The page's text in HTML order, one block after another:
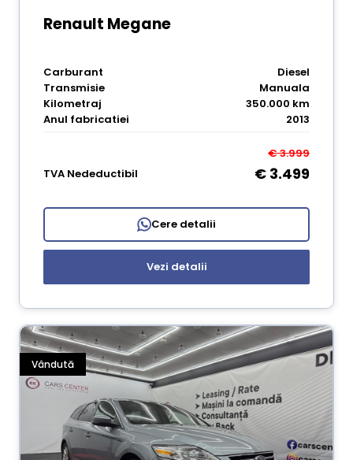
Renault Megane
Carburant
Diesel
Transmisie
Manuala
Kilometraj
350.000 km
Anul fabricatiei
2013
€ 3.999
TVA Nedeductibil
€ 3.499
Cere detalii
Vezi detalii
Vândută